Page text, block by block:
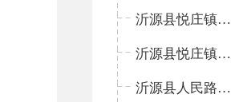
沂源县悦庄镇鲍庄完小
沂源县悦庄镇赵庄小学
沂源县人民路小学